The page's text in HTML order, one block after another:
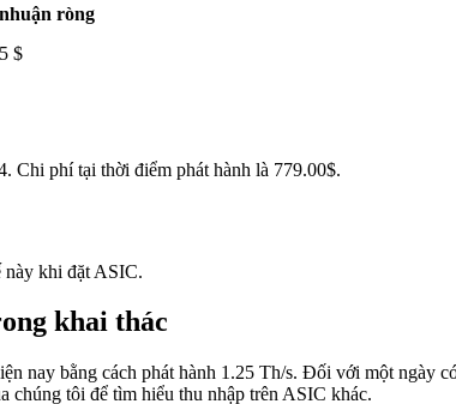
ròng
$
phí tại thời điểm phát hành là 779.00$.
khi đặt ASIC.
khai thác
nay bằng cách phát hành 1.25 Th/s. Đối với một ngày
chúng tôi để tìm hiểu thu nhập trên ASIC khác.